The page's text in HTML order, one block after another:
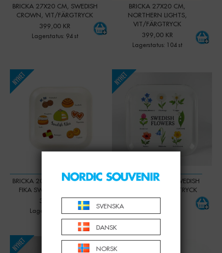
BRICKA 27X20 CM, SWEDISH
CROWN, VIT/FÄRGTRYCK
399,00 KR
Lagerstatus: 94 st
BRICKA 27X20 CM,
NORTHERN LIGHTS,
VIT/FÄRGTRYCK
399,00 KR
Lagerstatus: 104 st
BRICKA 20X20 CM, SWEDISH
FIKA SWEETS, VIT/FÄRG
349,00 KR
Lagerstatus: 104 st
Qty:
BRICKA 20X20 CM, SWEDISH
FLOWERS, VIT/FÄRGTRYCK
349,00 KR
Qty:
Qty: + +
-
SVENSKA
DANSK
NORSK